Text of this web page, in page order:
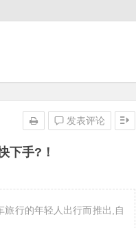
下手?！
发表评论
行的年轻人出行而推出,自